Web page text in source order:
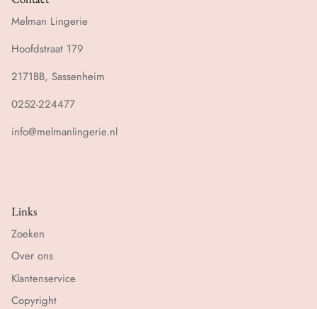
Melman Lingerie
Hoofdstraat 179
2171BB, Sassenheim
0252-224477
info@melmanlingerie.nl
Links
Zoeken
Over ons
Klantenservice
Copyright